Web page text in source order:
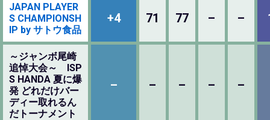
JAPAN PLAYER
S CHAMPIONSH
IP by サトウ食品
+4 71 77 – –
～ジャンボ尾崎
追悼大会～ ISP
S HANDA 夏に爆
発 どれだけバー
ディー取れるん
だトーナメント
– – – – –